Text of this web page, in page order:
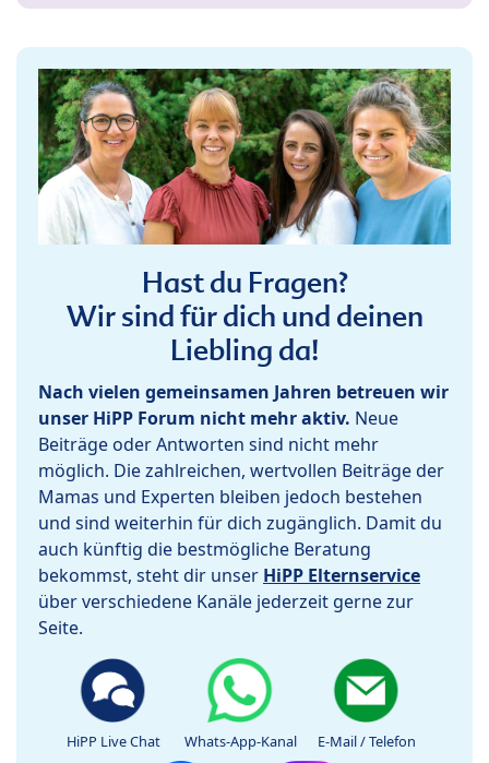
Hast du Fragen?
Wir sind für dich und deinen
Liebling da!
Nach vielen gemeinsamen Jahren betreuen wir
unser HiPP Forum nicht mehr aktiv. Neue
Beiträge oder Antworten sind nicht mehr
möglich. Die zahlreichen, wertvollen Beiträge der
Mamas und Experten bleiben jedoch bestehen
und sind weiterhin für dich zugänglich. Damit du
auch künftig die bestmögliche Beratung
bekommst, steht dir unser HiPP Elternservice
über verschiedene Kanäle jederzeit gerne zur
Seite.
HiPP Live Chat Whats-App-Kanal E-Mail / Telefon